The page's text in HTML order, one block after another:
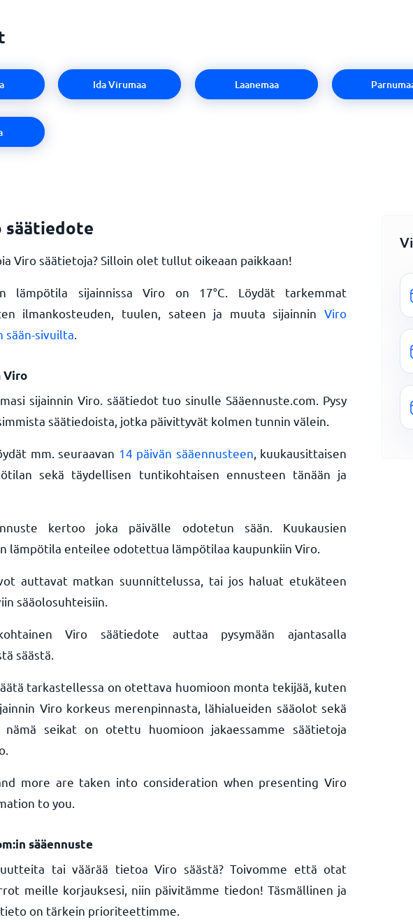
Ida Virumaa Laanemaa
säätiedote
Viro säätietoja? Silloin olet tullut oikeaan paikkaan!
lämpötila sijainnissa Viro on 17°C . Löydät tarkemmat
ilmankosteuden, tuulen, sateen ja muuta sijainnin Viro
sään-sivuilta
Viro
sijainnin Viro. säätiedot tuo sinulle Sääennuste.com. Pysy
säätiedoista, jotka päivittyvät kolmen tunnin välein.
mm. seuraavan 14 päivän sääennusteen , kuukausittaisen
sekä täydellisen tuntikohtaisen ennusteen tänään ja
kertoo joka päivälle odotetun sään. Kuukausien
lämpötila enteilee odotettua lämpötilaa kaupunkiin Viro.
auttavat matkan suunnittelussa, tai jos haluat etukäteen
sääolosuhteisiin.
Viro säätiedote auttaa pysymään ajantasalla
säästä.
tarkastellessa on otettava huomioon monta tekijää, kuten
Viro korkeus merenpinnasta, lähialueiden sääolot sekä
nämä seikat on otettu huomioon jakaessamme säätietoja
more are taken into consideration when presenting Viro
to you.
sääennuste
tai väärää tietoa Viro säästä? Toivomme että otat
meille korjauksesi, niin päivitämme tiedon! Täsmällinen ja
on tärkein prioriteettimme.